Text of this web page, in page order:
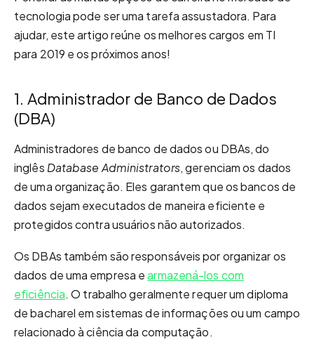
tecnologia pode ser uma tarefa assustadora. Para
ajudar, este artigo reúne os melhores cargos em TI
para 2019 e os próximos anos!
1. Administrador de Banco de Dados
(DBA)
Administradores de banco de dados ou DBAs, do
inglês Database Administrators, gerenciam os dados
de uma organização. Eles garantem que os bancos de
dados sejam executados de maneira eficiente e
protegidos contra usuários não autorizados.
Os DBAs também são responsáveis ​​por organizar os
dados de uma empresa earmazená-los com
eficiência. O trabalho geralmente requer um diploma
de bacharel em sistemas de informações ou um campo
relacionado à ciência da computação.